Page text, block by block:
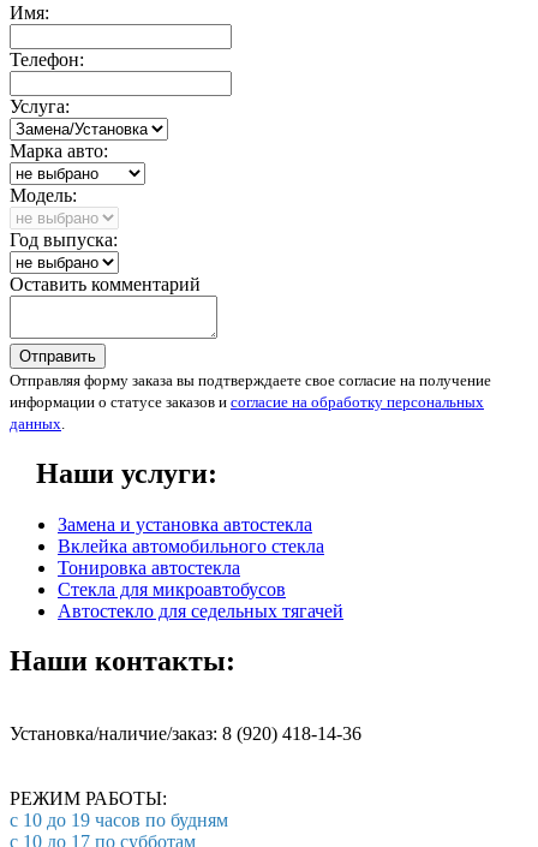
Имя:
Телефон:
Услуга:
Марка авто:
Модель:
Год выпуска:
Оставить комментарий
Отправить
Отправляя форму заказа вы подтверждаете свое согласие на получение
информации о статусе заказов и согласие на обработку персональных
данных
Наши услуги:
Замена и установка автостекла
Вклейка автомобильного стекла
Тонировка автостекла
Стекла для микроавтобусов
Автостекло для седельных тягачей
Наши контакты:
Установка/наличие/заказ: 8 (920) 418-14-36
РЕЖИМ РАБОТЫ:
с 10 до 19 часов по будням
с 10 до 17 по субботам